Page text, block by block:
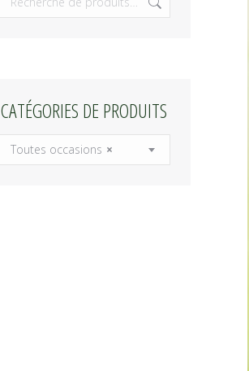
CATÉGORIES DE PRODUITS
×
Toutes occasions